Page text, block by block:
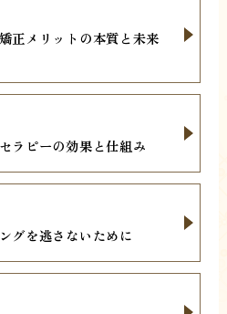
正メリットの本質と未来
ラピーの効果と仕組み
グを逃さないために